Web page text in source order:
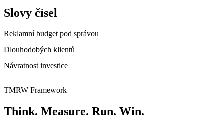
Slovy čísel
Reklamní budget pod správou
Dlouhodobých klientů
Návratnost investice
TMRW Framework
Think. Measure. Run. Win.